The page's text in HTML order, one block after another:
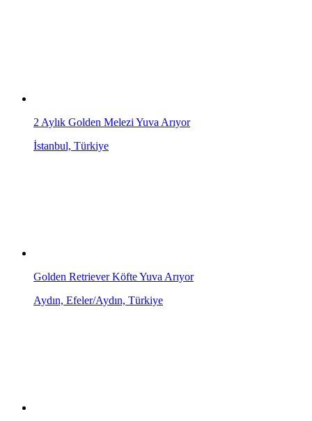
2 Aylık Golden Melezi Yuva Arıyor
İstanbul, Türkiye
Golden Retriever Köfte Yuva Arıyor
Aydın, Efeler/Aydın, Türkiye